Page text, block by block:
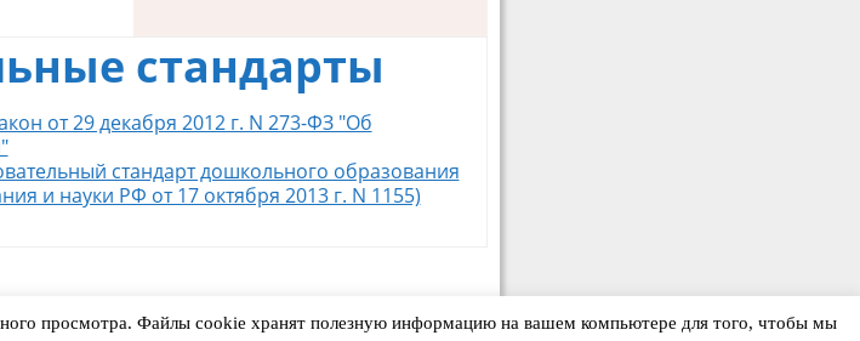
стандарты
от 29 декабря 2012 г. N 273-ФЗ "Об
стандарт дошкольного образования
и науки РФ от 17 октября 2013 г. N 1155)
просмотра. Файлы cookie хранят полезную информацию на вашем компьютере для того, чтобы мы